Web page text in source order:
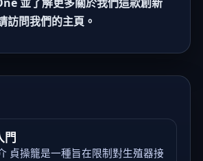
訪問我們的主頁。
門
貞操籠是一種旨在限制對生殖器接